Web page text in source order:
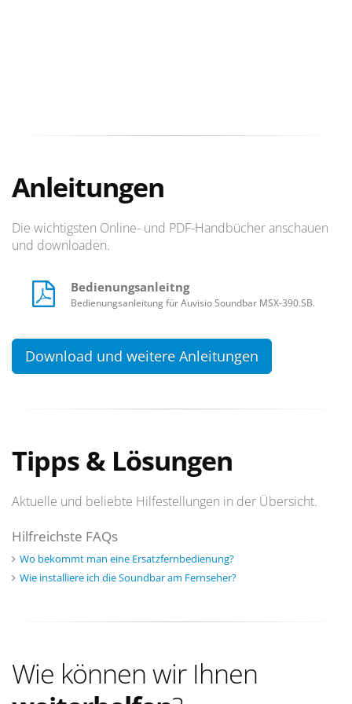
Anleitungen
Die wichtigsten Online- und PDF-Handbücher anschauen
und downloaden.
Bedienungsanleitng
Bedienungsanleitung für Auvisio Soundbar MSX-390.SB.
Download und weitere Anleitungen
Tipps & Lösungen
Aktuelle und beliebte Hilfestellungen in der Übersicht.
Hilfreichste FAQs
Wo bekommt man eine Ersatzfernbedienung?
Wie installiere ich die Soundbar am Fernseher?
Wie können wir Ihnen